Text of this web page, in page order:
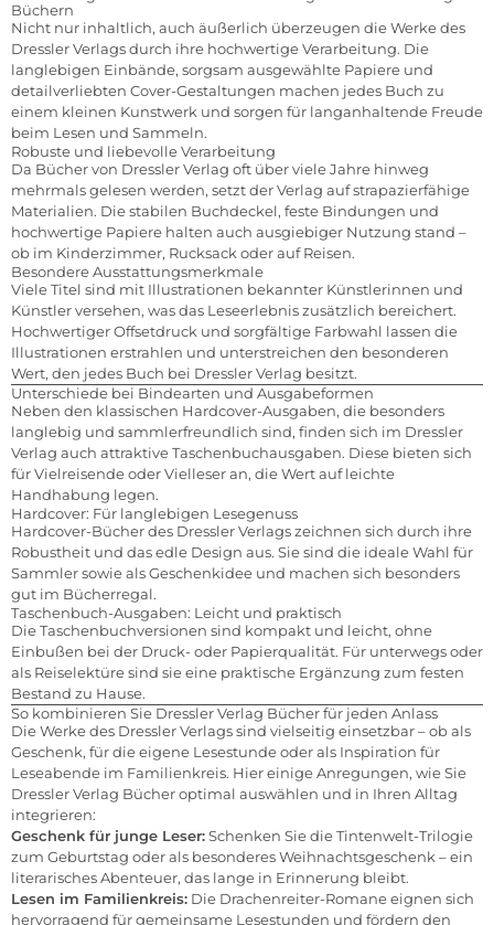
Büchern
Nicht nur inhaltlich, auch äußerlich überzeugen die Werke des
Dressler Verlags durch ihre hochwertige Verarbeitung. Die
langlebigen Einbände, sorgsam ausgewählte Papiere und
detailverliebten Cover-Gestaltungen machen jedes Buch zu
einem kleinen Kunstwerk und sorgen für langanhaltende Freude
beim Lesen und Sammeln.
Robuste und liebevolle Verarbeitung
Da Bücher von Dressler Verlag oft über viele Jahre hinweg
mehrmals gelesen werden, setzt der Verlag auf strapazierfähige
Materialien. Die stabilen Buchdeckel, feste Bindungen und
hochwertige Papiere halten auch ausgiebiger Nutzung stand –
ob im Kinderzimmer, Rucksack oder auf Reisen.
Besondere Ausstattungsmerkmale
Viele Titel sind mit Illustrationen bekannter Künstlerinnen und
Künstler versehen, was das Leseerlebnis zusätzlich bereichert.
Hochwertiger Offsetdruck und sorgfältige Farbwahl lassen die
Illustrationen erstrahlen und unterstreichen den besonderen
Wert, den jedes Buch bei Dressler Verlag besitzt.
Unterschiede bei Bindearten und Ausgabeformen
Neben den klassischen Hardcover-Ausgaben, die besonders
langlebig und sammlerfreundlich sind, finden sich im Dressler
Verlag auch attraktive Taschenbuchausgaben. Diese bieten sich
für Vielreisende oder Vielleser an, die Wert auf leichte
Handhabung legen.
Hardcover: Für langlebigen Lesegenuss
Hardcover-Bücher des Dressler Verlags zeichnen sich durch ihre
Robustheit und das edle Design aus. Sie sind die ideale Wahl für
Sammler sowie als Geschenkidee und machen sich besonders
gut im Bücherregal.
Taschenbuch-Ausgaben: Leicht und praktisch
Die Taschenbuchversionen sind kompakt und leicht, ohne
Einbußen bei der Druck- oder Papierqualität. Für unterwegs oder
als Reiselektüre sind sie eine praktische Ergänzung zum festen
Bestand zu Hause.
So kombinieren Sie Dressler Verlag Bücher für jeden Anlass
Die Werke des Dressler Verlags sind vielseitig einsetzbar – ob als
Geschenk, für die eigene Lesestunde oder als Inspiration für
Leseabende im Familienkreis. Hier einige Anregungen, wie Sie
Dressler Verlag Bücher optimal auswählen und in Ihren Alltag
integrieren:
Geschenk für junge Leser:Schenken Sie die Tintenwelt-Trilogie
zum Geburtstag oder als besonderes Weihnachtsgeschenk – ein
literarisches Abenteuer, das lange in Erinnerung bleibt.
Lesen im Familienkreis: Die Drachenreiter-Romane eignen sich
hervorragend für gemeinsame Lesestunden und fördern den